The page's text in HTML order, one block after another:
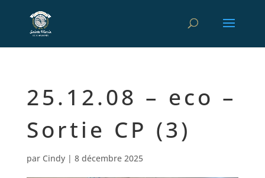
25.12.08 – eco –
Sortie CP (3)
par Cindy| 8 décembre 2025